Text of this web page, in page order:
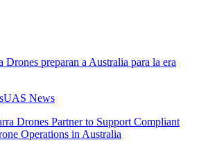
Drones preparan a Australia para la era
Drones Partner to Support Compliant
Operations in Australia